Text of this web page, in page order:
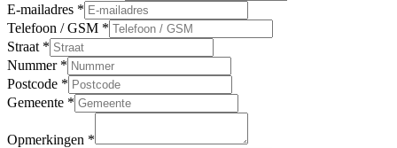
E-mailadres *
Telefoon / GSM *
Straat *
Nummer *
Postcode *
Gemeente *
Opmerkingen *